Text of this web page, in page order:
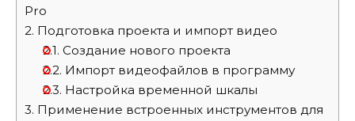
Pro
2. Подготовка проекта и импорт видео
2.1. Создание нового проекта
2.2. Импорт видеофайлов в программу
2.3. Настройка временной шкалы
3. Применение встроенных инструментов для